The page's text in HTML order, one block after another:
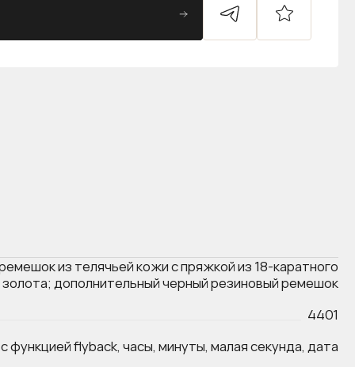
из телячьей кожи с пряжкой из 18-каратного
дополнительный черный резиновый ремешок
4401
функцией flyback, часы, минуты, малая секунда, дата